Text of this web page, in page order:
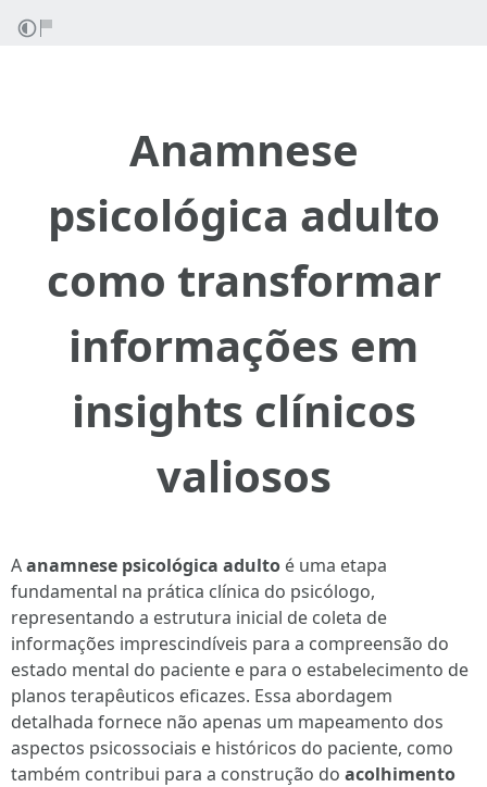
Anamnese
psicológica adulto
como transformar
informações em
insights clínicos
valiosos
Aanamnese psicológica adulto é uma etapa
fundamental na prática clínica do psicólogo,
representando a estrutura inicial de coleta de
informações imprescindíveis para a compreensão do
estado mental do paciente e para o estabelecimento de
planos terapêuticos eficazes. Essa abordagem
detalhada fornece não apenas um mapeamento dos
aspectos psicossociais e históricos do paciente, como
também contribui para a construção do acolhimento